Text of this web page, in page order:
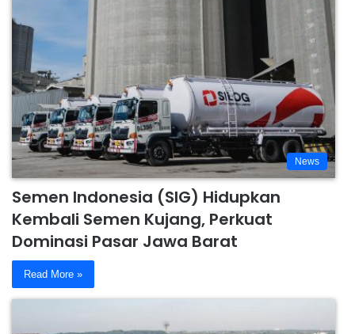
News
Semen Indonesia (SIG) Hidupkan
Kembali Semen Kujang, Perkuat
Dominasi Pasar Jawa Barat
Read More »